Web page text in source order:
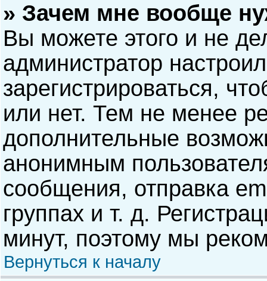
» Зачем мне вообще
Вы можете этого и не
администратор
зарегистрироваться,
или нет. Тем не менее
дополнительные
анонимным
сообщения, отправка
группах и т. д.
минут, поэтому мы
Вернуться к началу